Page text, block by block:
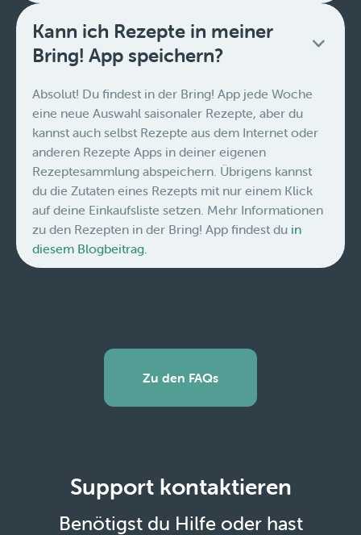
Kann ich Rezepte in meiner
Bring! App speichern?
Absolut! Du findest in der Bring! App jede Woche
eine neue Auswahl saisonaler Rezepte, aber du
kannst auch selbst Rezepte aus dem Internet oder
anderen Rezepte Apps in deiner eigenen
Rezeptesammlung abspeichern. Übrigens kannst
du die Zutaten eines Rezepts mit nur einem Klick
auf deine Einkaufsliste setzen. Mehr Informationen
zu den Rezepten in der Bring! App findest du in
diesem Blogbeitrag.
Zu den FAQs
Support kontaktieren
Benötigst du Hilfe oder hast